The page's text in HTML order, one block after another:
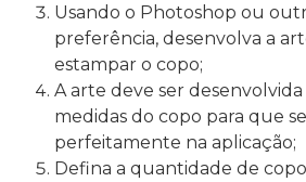
Usando o Photoshop ou
preferência, desenvolva a
estampar o copo;
A arte deve ser
medidas do copo para que
perfeitamente na aplicação;
Defina a quantidade de